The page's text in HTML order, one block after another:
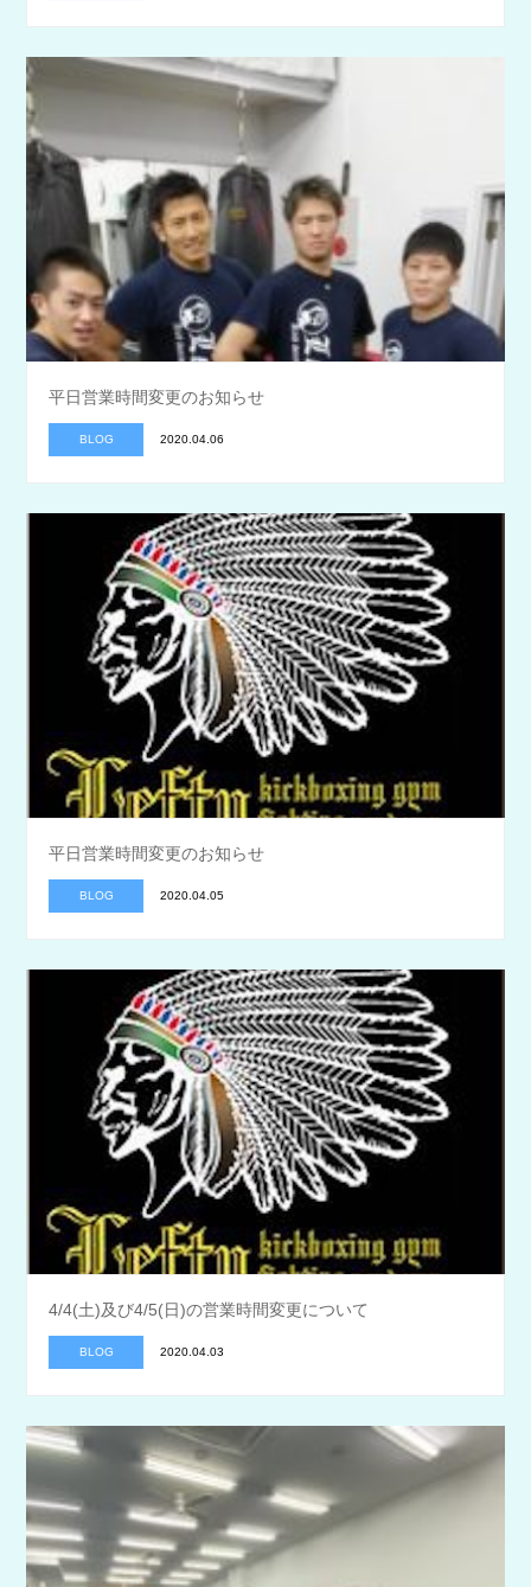
平日営業時間変更のお知らせ
BLOG 2020.04.06
平日営業時間変更のお知らせ
BLOG 2020.04.05
4/4(土)及び4/5(日)の営業時間変更について
BLOG 2020.04.03